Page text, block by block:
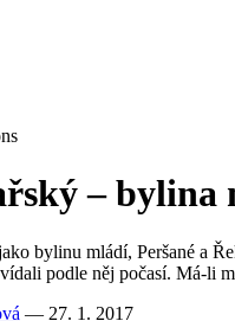
– bylina
bylinu mládí, Peršané a
podle něj počasí. Má-li
— 27. 1. 2017